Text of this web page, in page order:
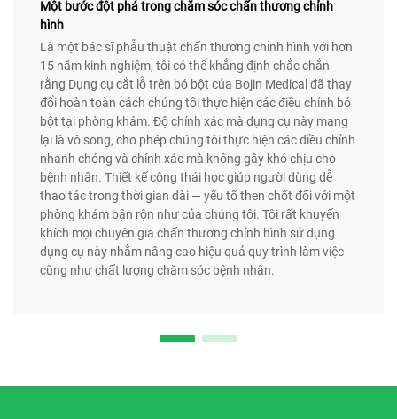
Một bước đột phá trong chăm sóc chấn thương chỉnh
hình
Là một bác sĩ phẫu thuật chấn thương chỉnh hình với hơn
15 năm kinh nghiệm, tôi có thể khẳng định chắc chắn
rằng Dụng cụ cắt lỗ trên bó bột của Bojin Medical đã thay
đổi hoàn toàn cách chúng tôi thực hiện các điều chỉnh bó
bột tại phòng khám. Độ chính xác mà dụng cụ này mang
lại là vô song, cho phép chúng tôi thực hiện các điều chỉnh
nhanh chóng và chính xác mà không gây khó chịu cho
bệnh nhân. Thiết kế công thái học giúp người dùng dễ
thao tác trong thời gian dài — yếu tố then chốt đối với một
phòng khám bận rộn như của chúng tôi. Tôi rất khuyến
khích mọi chuyên gia chấn thương chỉnh hình sử dụng
dụng cụ này nhằm nâng cao hiệu quả quy trình làm việc
cũng như chất lượng chăm sóc bệnh nhân.